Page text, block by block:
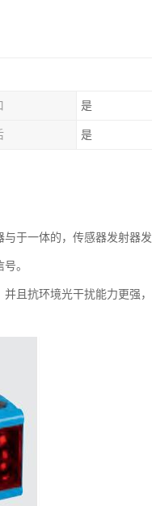
是
是
于一体的，传感器发射器
。
且抗环境光干扰能力更强